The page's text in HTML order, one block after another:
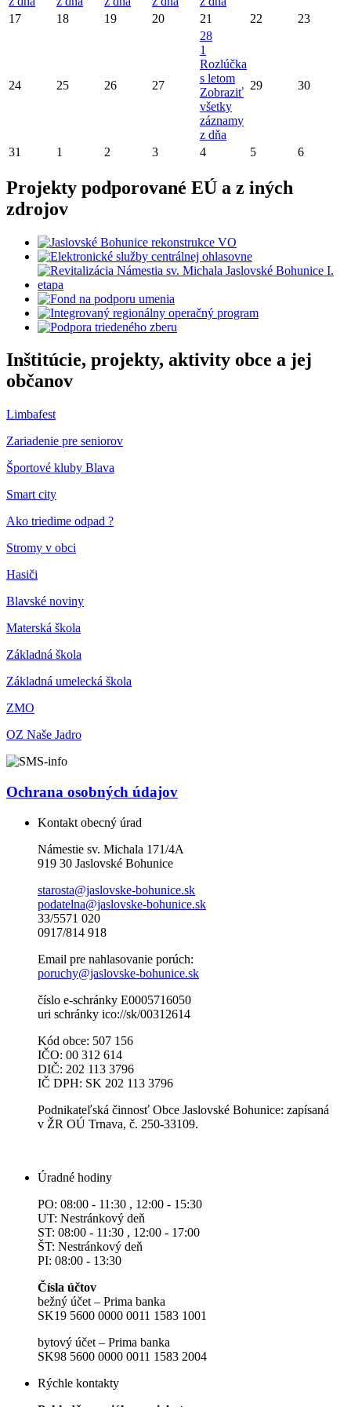
17 18 19 20 21 22 23
24 25 26 27
28
1
Rozlúčka
s letom
Zobraziť
všetky
záznamy
z dňa
29 30
31 1 2 3 4 5 6
Projekty podporované EÚ a z iných
zdrojov
Inštitúcie, projekty, aktivity obce a jej
občanov
Limbafest
Zariadenie pre seniorov
Športové kluby Blava
Smart city
Ako triedime odpad ?
Stromy v obci
Hasiči
Blavské noviny
Materská škola
Základná škola
Základná umelecká škola
ZMO
OZ Naše Jadro
Ochrana osobných údajov
Kontakt obecný úrad
Námestie sv. Michala 171/4A
919 30 Jaslovské Bohunice
starosta@jaslovske-bohunice.sk
podatelna@jaslovske-bohunice.sk
33/5571 020
0917/814 918
Email pre nahlasovanie porúch:
poruchy@jaslovske-bohunice.sk
číslo e-schránky E0005716050
uri schránky ico://sk/00312614
Kód obce: 507 156
IČO: 00 312 614
DIČ: 202 113 3796
IČ DPH: SK 202 113 3796
Podnikateľská činnosť Obce Jaslovské Bohunice: zapísaná
v ŽR OÚ Trnava, č. 250-33109.
Úradné hodiny
PO: 08:00 - 11:30 , 12:00 - 15:30
UT: Nestránkový deň
ST: 08:00 - 11:30 , 12:00 - 17:00
ŠT: Nestránkový deň
PI: 08:00 - 13:30
Čísla účtov
bežný účet – Prima banka
SK19 5600 0000 0011 1583 1001
bytový účet – Prima banka
SK98 5600 0000 0011 1583 2004
Rýchle kontakty